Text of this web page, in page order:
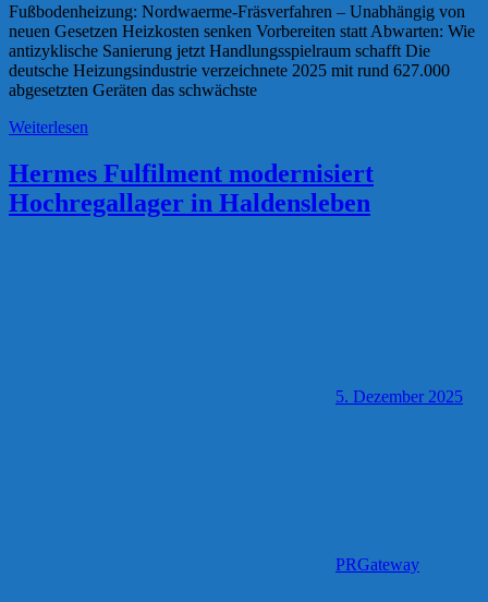
Fußbodenheizung: Nordwaerme-Fräsverfahren – Unabhängig von
neuen Gesetzen Heizkosten senken Vorbereiten statt Abwarten: Wie
antizyklische Sanierung jetzt Handlungsspielraum schafft Die
deutsche Heizungsindustrie verzeichnete 2025 mit rund 627.000
abgesetzten Geräten das schwächste
Weiterlesen
Hermes Fulfilment modernisiert
Hochregallager in Haldensleben
5. Dezember 2025
PRGateway